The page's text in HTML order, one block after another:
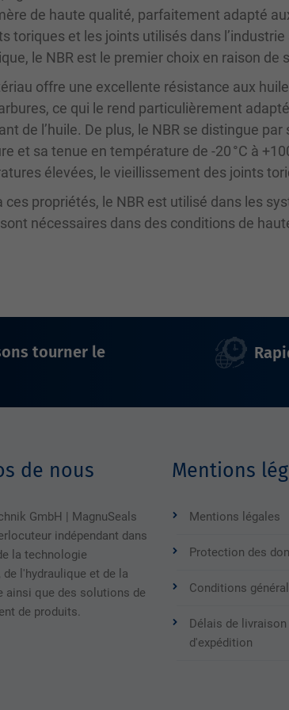
de haute qualité, parfaitement adapté
toriques et les joints utilisés dans
le NBR est le premier choix en raison de
offre une excellente résistance aux
ce qui le rend particulièrement
de l’huile. De plus, le NBR se distingue
et sa tenue en température de -20 °C à
élevées, le vieillissement des joints
ces propriétés, le NBR est utilisé dans les
nécessaires dans des conditions de
tourner le
de nous
GmbH | MagnuSeals
indépendant dans
la technologie
de l'hydraulique et de la
ainsi que des solutions de
de produits.
Mentions
Mentions légales
Protection des
Conditions
Délais de
d'expédition